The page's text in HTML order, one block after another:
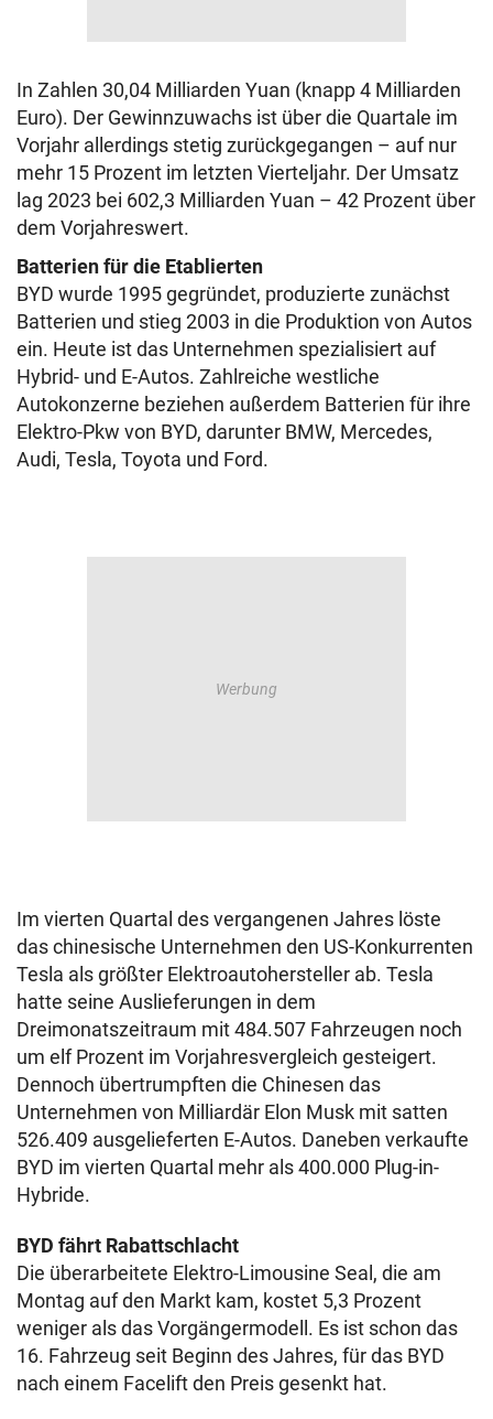
In Zahlen 30,04 Milliarden Yuan (knapp 4 Milliarden
Euro). Der Gewinnzuwachs ist über die Quartale im
Vorjahr allerdings stetig zurückgegangen – auf nur
mehr 15 Prozent im letzten Vierteljahr. Der Umsatz
lag 2023 bei 602,3 Milliarden Yuan – 42 Prozent über
dem Vorjahreswert.
Batterien für die Etablierten
BYD wurde 1995 gegründet, produzierte zunächst
Batterien und stieg 2003 in die Produktion von Autos
ein. Heute ist das Unternehmen spezialisiert auf
Hybrid- und E-Autos. Zahlreiche westliche
Autokonzerne beziehen außerdem Batterien für ihre
Elektro-Pkw von BYD, darunter BMW, Mercedes,
Audi, Tesla, Toyota und Ford.
Im vierten Quartal des vergangenen Jahres löste
das chinesische Unternehmen den US-Konkurrenten
Tesla als größter Elektroautohersteller ab. Tesla
hatte seine Auslieferungen in dem
Dreimonatszeitraum mit 484.507 Fahrzeugen noch
um elf Prozent im Vorjahresvergleich gesteigert.
Dennoch übertrumpften die Chinesen das
Unternehmen von Milliardär Elon Musk mit satten
526.409 ausgelieferten E-Autos. Daneben verkaufte
BYD im vierten Quartal mehr als 400.000 Plug-in-
Hybride.
BYD fährt Rabattschlacht
Die überarbeitete Elektro-Limousine Seal, die am
Montag auf den Markt kam, kostet 5,3 Prozent
weniger als das Vorgängermodell. Es ist schon das
16. Fahrzeug seit Beginn des Jahres, für das BYD
nach einem Facelift den Preis gesenkt hat.